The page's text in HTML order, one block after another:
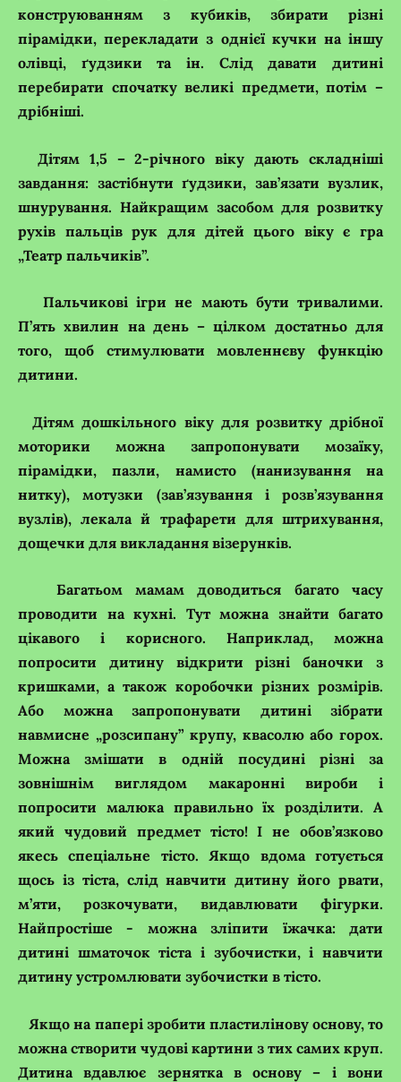
конструюванням з кубиків, збирати різні
пірамідки, перекладати з однієї кучки на іншу
олівці, ґудзики та ін. Слід давати дитині
перебирати спочатку великі предмети, потім –
дрібніші.
Дітям 1,5 – 2-річного віку дають складніші
завдання: застібнути ґудзики, зав’язати вузлик,
шнурування. Найкращим засобом для розвитку
рухів пальців рук для дітей цього віку є гра
„Театр пальчиків”.
Пальчикові ігри не мають бути тривалими.
П’ять хвилин на день – цілком достатньо для
того, щоб стимулювати мовленнєву функцію
дитини.
Дітям дошкільного віку для розвитку дрібної
моторики можна запропонувати мозаїку,
пірамідки, пазли, намисто (нанизування на
нитку), мотузки (зав’язування і розв’язування
вузлів), лекала й трафарети для штрихування,
дощечки для викладання візерунків.
Багатьом мамам доводиться багато часу
проводити на кухні. Тут можна знайти багато
цікавого і корисного. Наприклад, можна
попросити дитину відкрити різні баночки з
кришками, а також коробочки різних розмірів.
Або можна запропонувати дитині зібрати
навмисне „розсипану” крупу, квасолю або горох.
Можна змішати в одній посудині різні за
зовнішнім виглядом макаронні вироби і
попросити малюка правильно їх розділити. А
який чудовий предмет тісто! І не обов’язково
якесь спеціальне тісто. Якщо вдома готується
щось із тіста, слід навчити дитину його рвати,
м’яти, розкочувати, видавлювати фігурки.
Найпростіше - можна зліпити їжачка: дати
дитині шматочок тіста і зубочистки, і навчити
дитину устромлювати зубочистки в тісто.
Якщо на папері зробити пластилінову основу, то
можна створити чудові картини з тих самих круп.
Дитина вдавлює зернятка в основу – і вони